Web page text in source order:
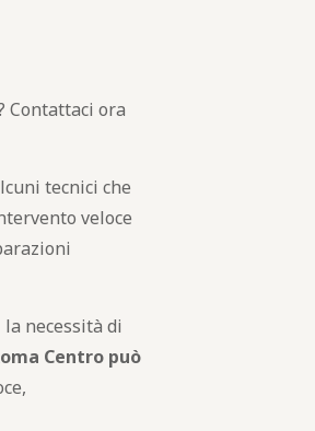
Contattaci ora
tecnici che
veloce
necessità di
Centro può